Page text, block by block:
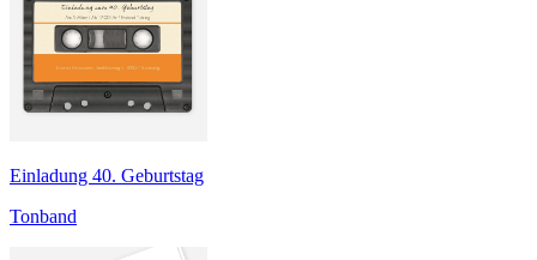
Einladung 40. Geburtstag
Tonband